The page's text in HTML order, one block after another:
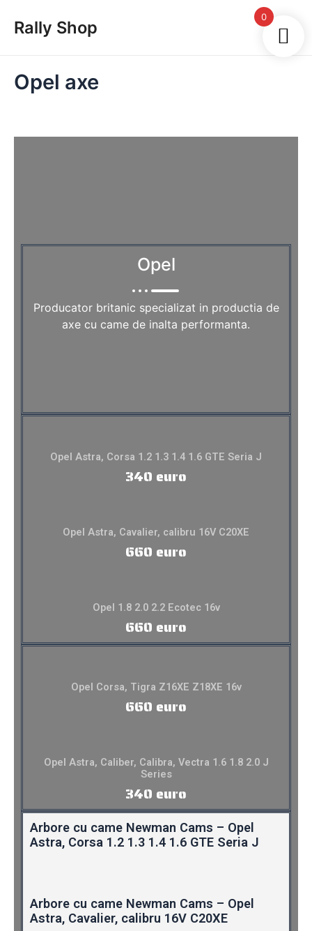
Rally Shop
Opel axe
Opel
Producator britanic specializat in productia de
axe cu came de inalta performanta.
Opel Astra, Corsa 1.2 1.3 1.4 1.6 GTE Seria J
340 euro
Opel Astra, Cavalier, calibru 16V C20XE
660 euro
Opel 1.8 2.0 2.2 Ecotec 16v
660 euro
Opel Corsa, Tigra Z16XE Z18XE 16v
660 euro
Opel Astra, Caliber, Calibra, Vectra 1.6 1.8 2.0 J
Series
340 euro
Arbore cu came Newman Cams – Opel
Astra, Corsa 1.2 1.3 1.4 1.6 GTE Seria J
Arbore cu came Newman Cams – Opel
Astra, Cavalier, calibru 16V C20XE
0